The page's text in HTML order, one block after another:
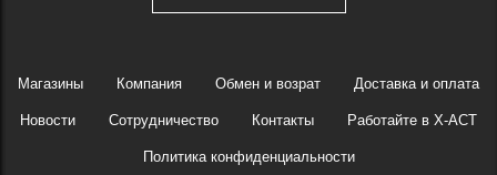
Магазины Компания Обмен и возрат Доставка и оплата
Новости Сотрудничество Контакты Работайте в X-ACT
Политика конфиденциальности